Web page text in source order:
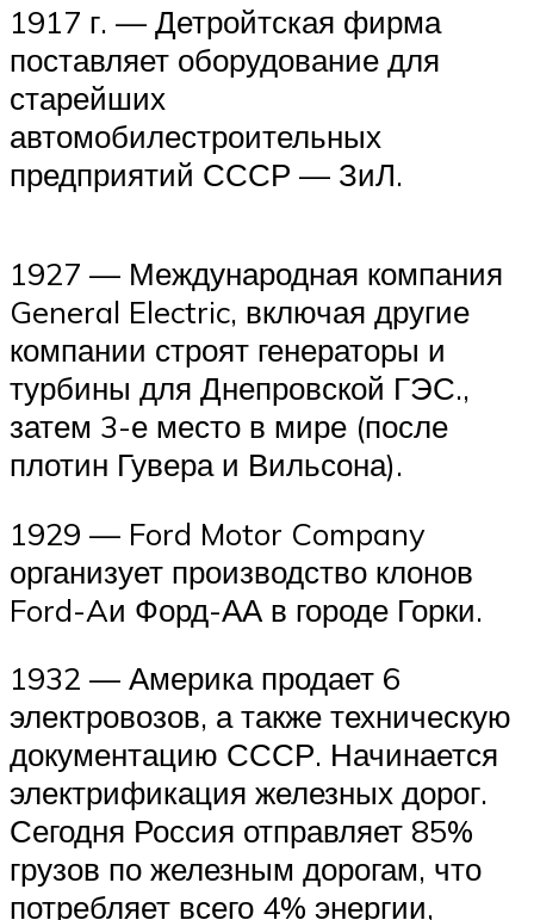
1917 г. — Детройтская фирма
поставляет оборудование для
старейших
автомобилестроительных
предприятий СССР — ЗиЛ.
1927 — Международная компания
General Electric, включая другие
компании строят генераторы и
турбины для Днепровской ГЭС.,
затем 3-е место в мире (после
плотин Гувера и Вильсона).
1929 — Ford Motor Company
организует производство клонов
Ford-Aи Форд-АА в городе Горки.
1932 — Америка продает 6
электровозов, а также техническую
документацию СССР. Начинается
электрификация железных дорог.
Сегодня Россия отправляет 85%
грузов по железным дорогам, что
потребляет всего 4% энергии,